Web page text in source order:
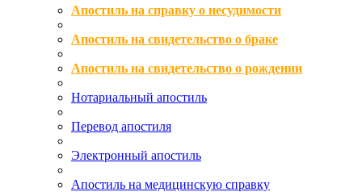
Апостиль на справку о несудимости
Апостиль на свидетельство о браке
Апостиль на свидетельство о рождении
Нотариальный апостиль
Перевод апостиля
Электронный апостиль
Апостиль на медицинскую справку